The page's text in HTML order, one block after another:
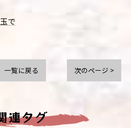
で
一覧に戻る 次のページ >
連タグ